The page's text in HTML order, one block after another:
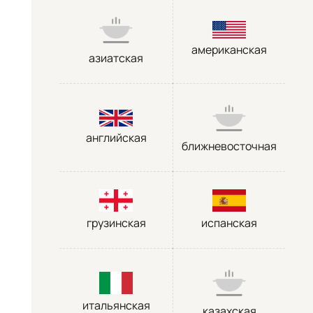
азиатская
американская
английская
ближневосточная
грузинская испанская
итальянская